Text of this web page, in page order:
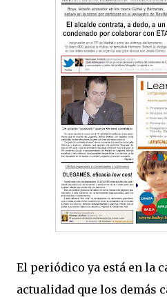
El periódico ya está en la
actualidad que los demás